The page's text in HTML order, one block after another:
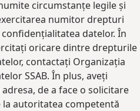
circumstanțe legile și
numitor drepturi
datelor. În
oricare dintre drepturile
contactați Organizația
SSAB. În plus, aveți
de a face o solicitare
la autoritatea competentă